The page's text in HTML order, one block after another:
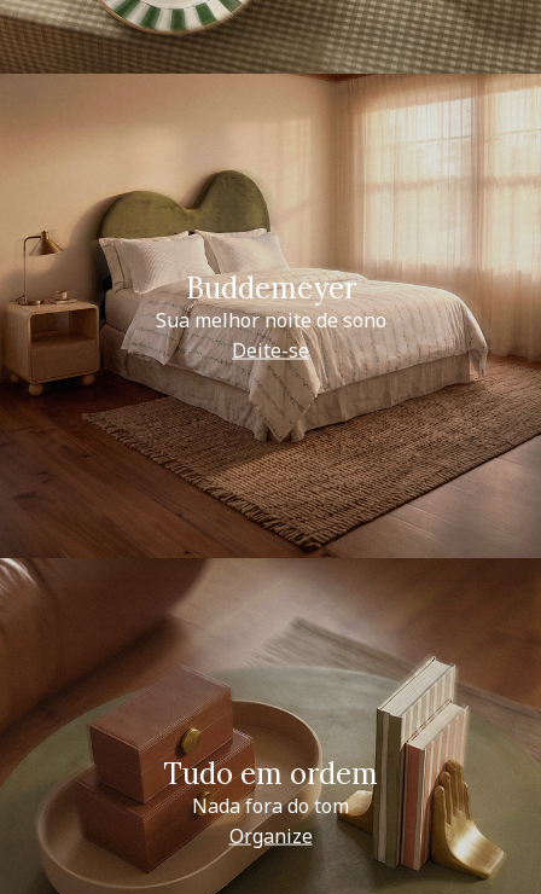
Buddemeyer
Sua melhor noite de sono
Deite-se
Tudo em ordem
Nada fora do tom
Organize